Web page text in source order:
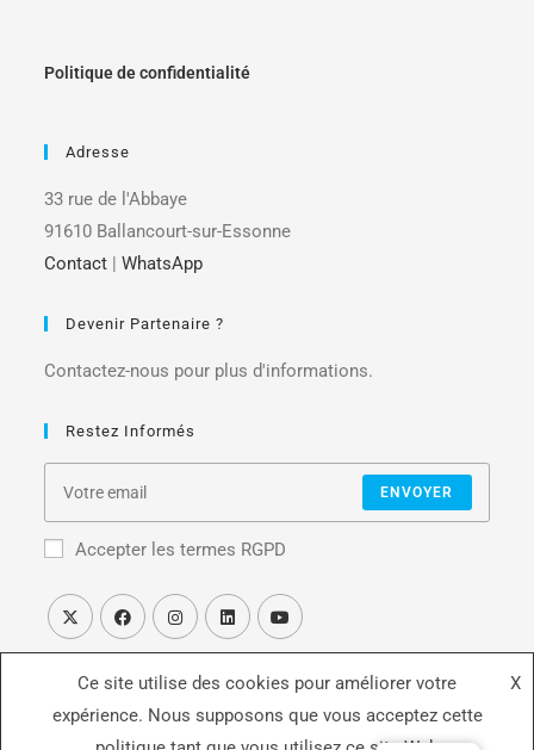
Politique de confidentialité
Adresse
33 rue de l'Abbaye
91610 Ballancourt-sur-Essonne
Contact |WhatsApp
Devenir Partenaire ?
Contactez-nous pour plus d'informations.
Restez Informés
ENVOYER
Accepter les termes RGPD
Ce site utilise des cookies pour améliorer votre
expérience. Nous supposons que vous acceptez cette
X